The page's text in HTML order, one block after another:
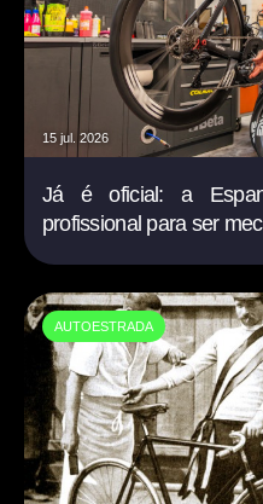
15 jul. 2026
Já é oficial: a
profissional para ser
AUTOESTRADA